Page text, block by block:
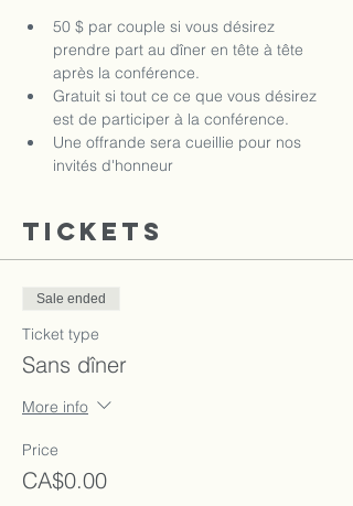
50 $ par couple si vous désirez
prendre part au dîner en tête à tête
après la conférence.
Gratuit si tout ce ce que vous désirez
est de participer à la conférence.
Une offrande sera cueillie pour nos
invités d'honneur
Tickets
Sale ended
Ticket type
Sans dîner
More info
Price
CA$0.00